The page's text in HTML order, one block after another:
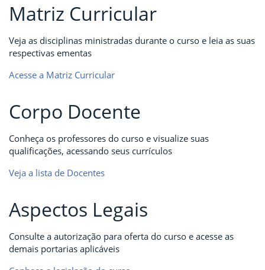
Matriz Curricular
Veja as disciplinas ministradas durante o curso e leia as suas
respectivas ementas
Acesse a Matriz Curricular
Corpo Docente
Conheça os professores do curso e visualize suas
qualificações, acessando seus currículos
Veja a lista de Docentes
Aspectos Legais
Consulte a autorização para oferta do curso e acesse as
demais portarias aplicáveis